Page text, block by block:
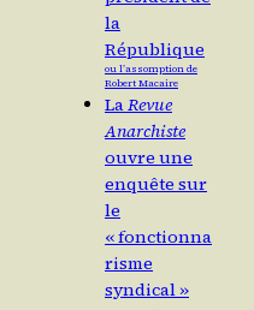
la
République
ou l’assomption de
Robert Macaire
LaRevue
Anarchiste
ouvre une
enquête sur
le
« fonctionna
risme
syndical »